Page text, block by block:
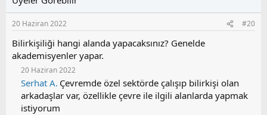
s
u
z
l
a
20 Haziran 2022 #20
Bilirkişiliği hangi alanda yapacaksınız? Genelde
akademisyenler yapar.
20 Haziran 2022
Serhat A. Çevremde özel sektörde çalışıp bilirkişi olan
arkadaşlar var, özellikle çevre ile ilgili alanlarda yapmak
istiyorum